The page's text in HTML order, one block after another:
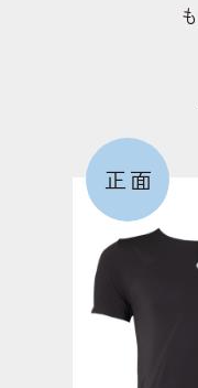
地面からの衝撃を
お尻を形成する筋
く。歩いたり走
正面